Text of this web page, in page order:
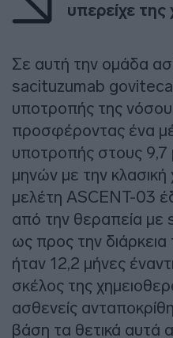
υπερείχε
Σε αυτή την ομάδα
sacituzumab
υποτροπής της
προσφέροντας ένα
υποτροπής στους 9,7
μηνών με την κλασική
μελέτη ASCENT-03
από την θεραπεία
ως προς την
ήταν 12,2 μήνες
σκέλος της
ασθενείς
βάση τα θετικά αυτά